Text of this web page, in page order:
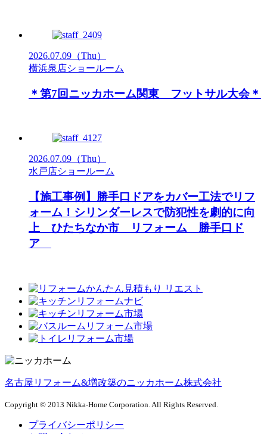
2026.07.09 （Thu）
横浜泉店ショールーム
＊第7回ニッカホーム関東 フットサル大会＊
2026.07.09 （Thu）
水戸店ショールーム
【施工事例】勝手口ドアをカバー工法でリフ
ォーム！シリンダーレスで防犯性を劇的に向
上 ひたちなか市 リフォーム 勝手口ド
ア
名古屋リフォーム&増改築のニッカホーム株式会社
Copyright © 2013 Nikka-Home Corporation. All Rights Reserved.
プライバシーポリシー